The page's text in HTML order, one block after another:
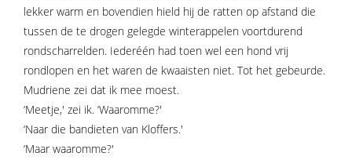
lekker warm en bovendien hield hij de ratten op afstand die
tussen de te drogen gelegde winterappelen voortdurend
rondscharrelden. Iederéén had toen wel een hond vrij
rondlopen en het waren de kwaaisten niet. Tot het gebeurde.
Mudriene zei dat ik mee moest.
‘Meetje,' zei ik. ‘Waaromme?'
‘Naar die bandieten van Kloffers.'
‘Maar waaromme?'